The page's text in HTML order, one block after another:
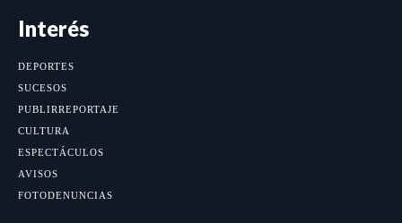
Interés
DEPORTES
SUCESOS
PUBLIRREPORTAJE
CULTURA
ESPECTÁCULOS
AVISOS
FOTODENUNCIAS